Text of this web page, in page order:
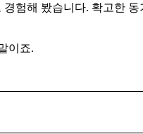
험해 봤습니다. 확고한
이죠.